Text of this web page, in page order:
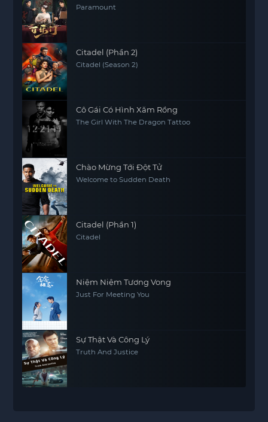
Paramount
Citadel (Phần 2)
Citadel (Season 2)
Cô Gái Có Hình Xăm Rồng
The Girl With The Dragon Tattoo
Chào Mừng Tới Đột Tử
Welcome to Sudden Death
Citadel (Phần 1)
Citadel
Niệm Niệm Tương Vong
Just For Meeting You
Sự Thật Và Công Lý
Truth And Justice